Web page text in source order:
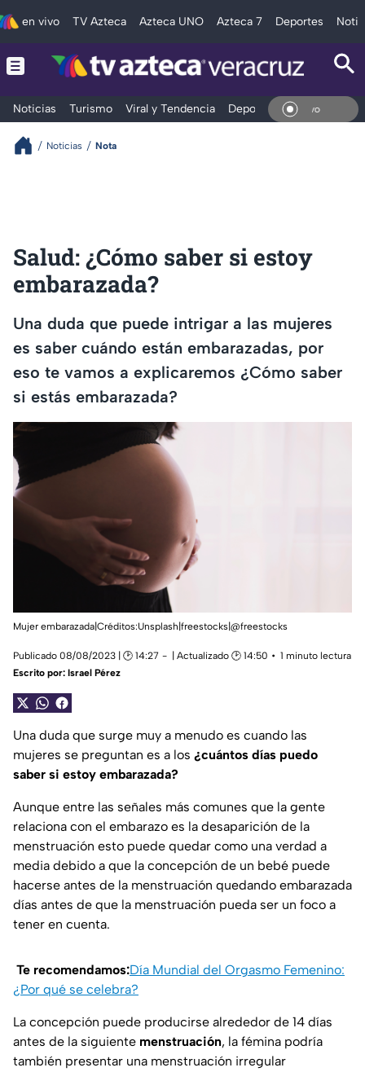
en vivo TV Azteca Azteca UNO Azteca 7 Deportes
Noticias Turismo Viral y Tendencia Deportes Espectáculos
En
Noticias Nota
Salud: ¿Cómo saber si estoy
embarazada?
Una duda que puede intrigar a las mujeres
es saber cuándo están embarazadas, por
eso te vamos a explicaremos ¿Cómo saber
si estás embarazada?
Mujer embarazada|Créditos:Unsplash|freestocks|@freestocks
Publicado 08/08/2023 | 🕑 14:27 | Actualizado 🕑 14:50
1 minuto lectura
Escrito por: Israel Pérez
Una duda que surge muy a menudo es cuando las
mujeres se preguntan es a los ¿cuántos días puedo
saber si estoy embarazada?
Aunque entre las señales más comunes que la gente
relaciona con el embarazo es la desaparición de la
menstruación esto puede quedar como una verdad a
media debido a que la concepción de un bebé puede
hacerse antes de la menstruación quedando embarazada
días antes de que la menstruación pueda ser un foco a
tener en cuenta.
Te recomendamos:Día Mundial del Orgasmo Femenino:
¿Por qué se celebra?
La concepción puede producirse alrededor de 14 días
antes de la siguiente menstruación, la fémina podría
también presentar una menstruación irregular